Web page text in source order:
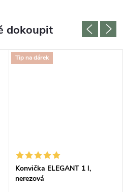
dokoupit
Tip na dárek
Konvička ELEGANT 1 l,
nerezová